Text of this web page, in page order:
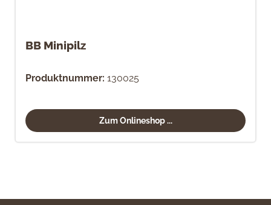
BB Minipilz
Produktnummer: 130025
Zum Onlineshop ...